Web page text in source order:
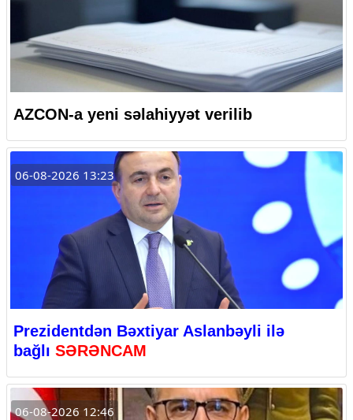
AZCON-a yeni səlahiyyət verilib
06-08-2026 13:23
Prezidentdən Bəxtiyar Aslanbəyli ilə
bağlı SƏRƏNCAM
06-08-2026 12:46